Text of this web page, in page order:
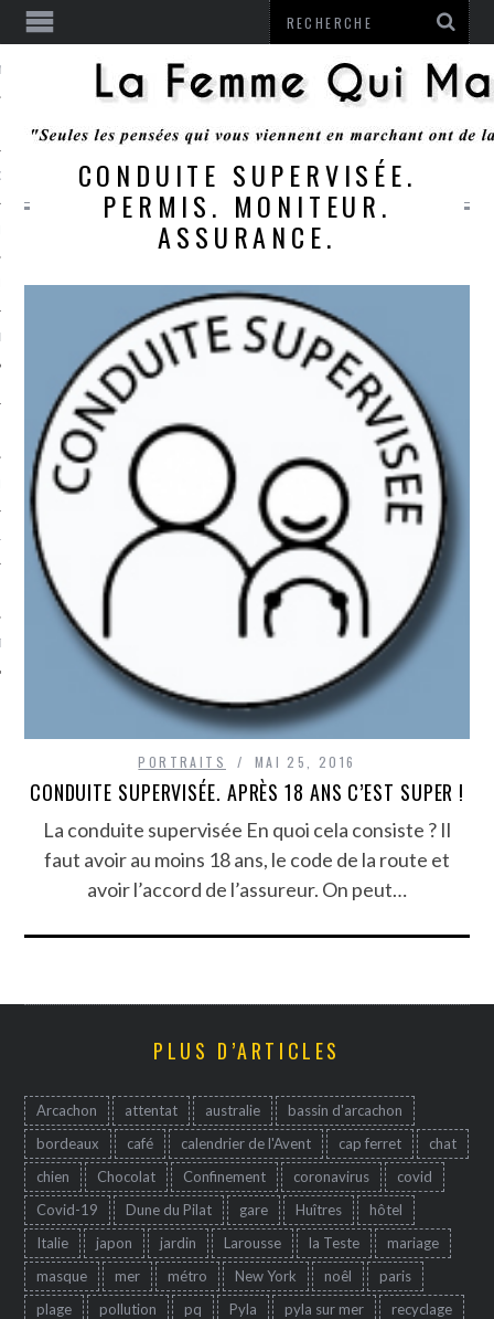
RESTER
MONROZIER
ARCACHON
CONDUITE SUPERVISÉE.
PERMIS. MONITEUR.
ASSURANCE.
PORTRAITS MAI 25, 2016
CONDUITE SUPERVISÉE. APRÈS 18 ANS C’EST SUPER !
La conduite supervisée En quoi cela consiste ? Il
faut avoir au moins 18 ans, le code de la route et
avoir l’accord de l’assureur. On peut…
PLUS D’ARTICLES
Arcachon attentat australie
bassin d'arcachon
bordeaux
café calendrier de l'Avent cap ferret
chat
chien
Chocolat Confinement coronavirus
covid
Covid-19
Dune du Pilat gare Huîtres
hôtel
Italie
japon jardin Larousse la Teste
mariage
masque
mer métro New York noêl
paris
plage
pollution pq Pyla pyla sur mer
recyclage